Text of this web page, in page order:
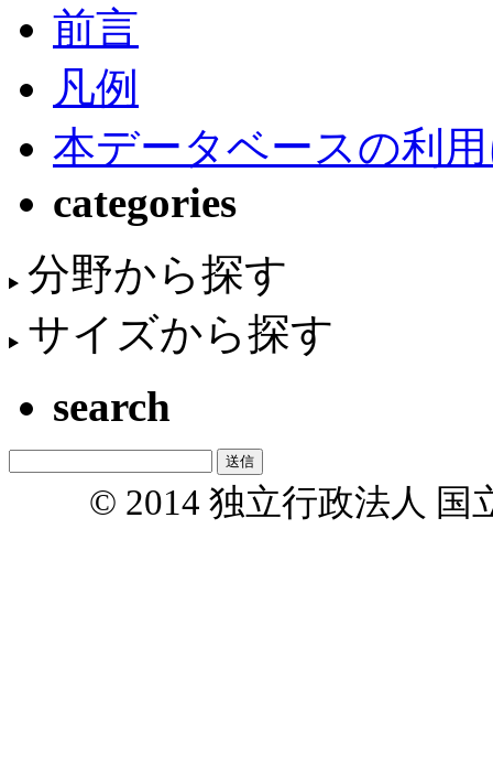
前言
凡例
本データベースの利
categories
分野から探す
サイズから探す
search
© 2014 独立行政法人 国